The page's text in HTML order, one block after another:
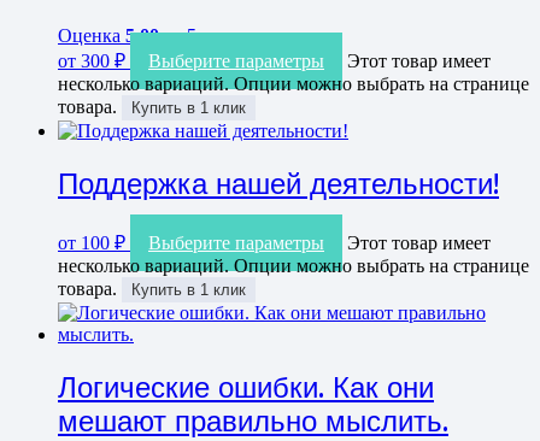
Оценка 5.00из 5
от 300 ₽ Выберите параметры
Этот товар имеет
несколько вариаций. Опции можно выбрать на странице
товара.
Купить в 1 клик
Поддержка нашей деятельности!
от 100 ₽ Выберите параметры
Этот товар имеет
несколько вариаций. Опции можно выбрать на странице
товара.
Купить в 1 клик
Логические ошибки. Как они
мешают правильно мыслить.